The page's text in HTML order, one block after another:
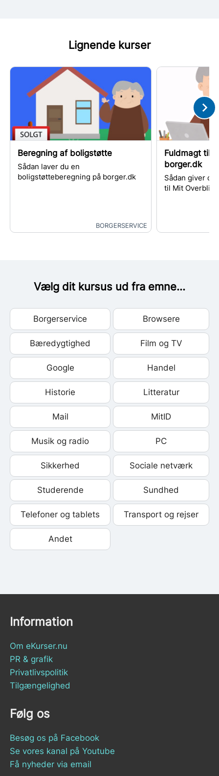
Lignende kurser
Beregning af boligstøtte
Sådan laver du en
boligstøtteberegning på borger.dk
BORGERSERVICE
Fuldmagt til
borger.dk
Sådan giver
til Mit Overblik
Vælg dit kursus ud fra emne...
Borgerservice Browsere
Bæredygtighed Film og TV
Google Handel
Historie Litteratur
Mail MitID
Musik og radio PC
Sikkerhed Sociale netværk
Studerende Sundhed
Telefoner og tablets Transport og rejser
Andet
Information
Om eKurser.nu
PR & grafik
Privatlivspolitik
Tilgængelighed
Følg os
Besøg os på Facebook
Se vores kanal på Youtube
Få nyheder via email